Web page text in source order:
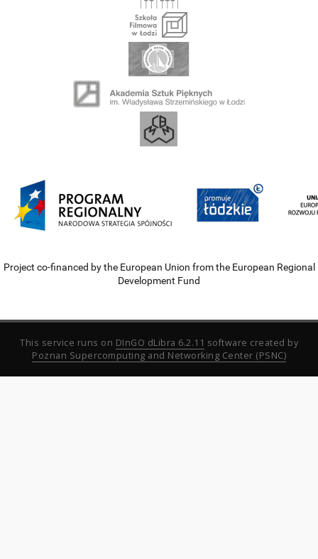
Project co-financed by the European Union from the European Regional
Development Fund
This service runs on DInGO dLibra 6.2.11 software created by
Poznan Supercomputing and Networking Center (PSNC)